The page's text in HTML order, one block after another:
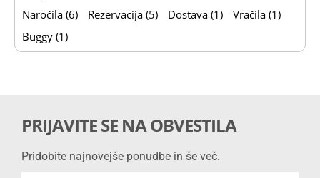
Naročila (6)
Rezervacija (5) Dostava (1)
Vračila (1)
Buggy (1)
PRIJAVITE SE NA OBVESTILA
Pridobite najnovejše ponudbe in še več.